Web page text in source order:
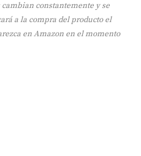
constantemente y se
a la compra del producto el
en Amazon en el momento